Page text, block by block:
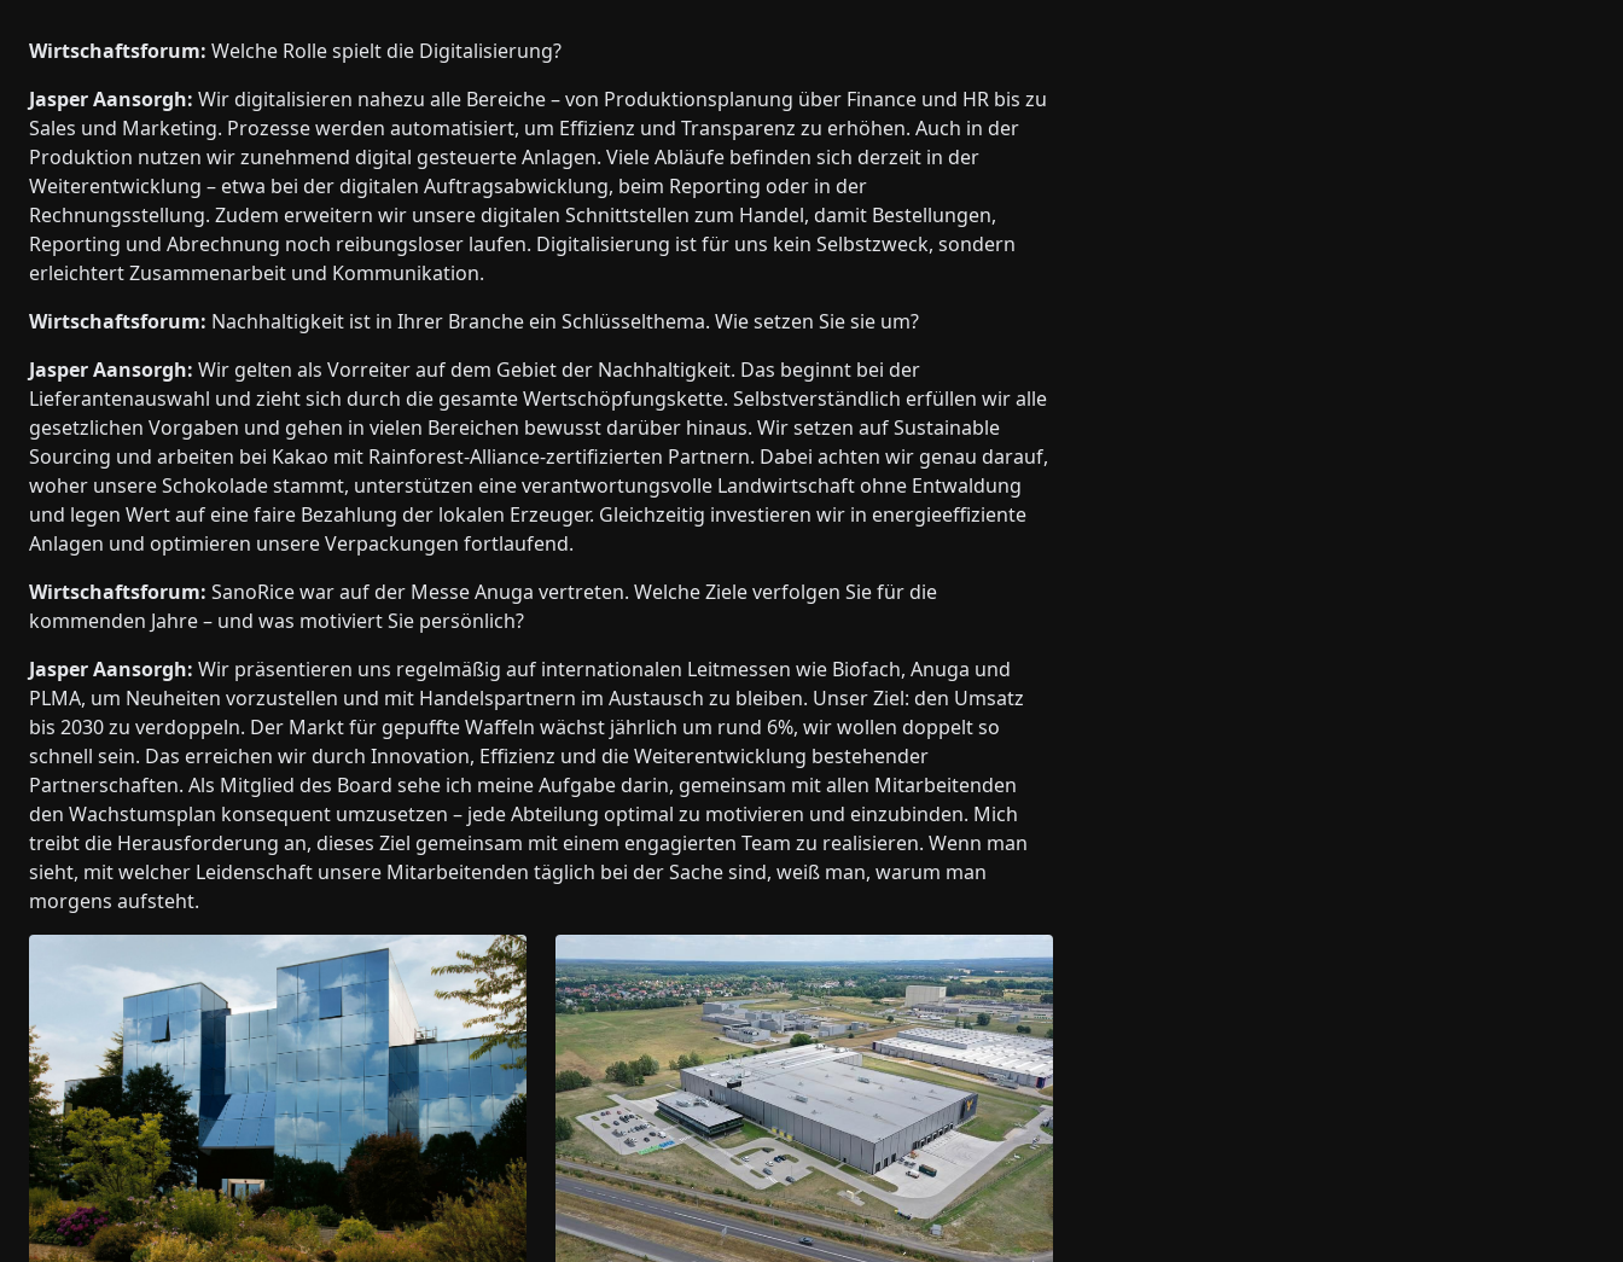
Wirtschaftsforum: Welche Rolle spielt die Digitalisierung?
Jasper Aansorgh: Wir digitalisieren nahezu alle Bereiche – von Produktionsplanung über Finance und HR bis zu
Sales und Marketing. Prozesse werden automatisiert, um Effizienz und Transparenz zu erhöhen. Auch in der
Produktion nutzen wir zunehmend digital gesteuerte Anlagen. Viele Abläufe befinden sich derzeit in der
Weiterentwicklung – etwa bei der digitalen Auftragsabwicklung, beim Reporting oder in der
Rechnungsstellung. Zudem erweitern wir unsere digitalen Schnittstellen zum Handel, damit Bestellungen,
Reporting und Abrechnung noch reibungsloser laufen. Digitalisierung ist für uns kein Selbstzweck, sondern
erleichtert Zusammenarbeit und Kommunikation.
Wirtschaftsforum: Nachhaltigkeit ist in Ihrer Branche ein Schlüsselthema. Wie setzen Sie sie um?
Jasper Aansorgh: Wir gelten als Vorreiter auf dem Gebiet der Nachhaltigkeit. Das beginnt bei der
Lieferantenauswahl und zieht sich durch die gesamte Wertschöpfungskette. Selbstverständlich erfüllen wir alle
gesetzlichen Vorgaben und gehen in vielen Bereichen bewusst darüber hinaus. Wir setzen auf Sustainable
Sourcing und arbeiten bei Kakao mit Rainforest-Alliance-zertifizierten Partnern. Dabei achten wir genau darauf,
woher unsere Schokolade stammt, unterstützen eine verantwortungsvolle Landwirtschaft ohne Entwaldung
und legen Wert auf eine faire Bezahlung der lokalen Erzeuger. Gleichzeitig investieren wir in energieeffiziente
Anlagen und optimieren unsere Verpackungen fortlaufend.
Wirtschaftsforum: SanoRice war auf der Messe Anuga vertreten. Welche Ziele verfolgen Sie für die
kommenden Jahre – und was motiviert Sie persönlich?
Jasper Aansorgh: Wir präsentieren uns regelmäßig auf internationalen Leitmessen wie Biofach, Anuga und
PLMA, um Neuheiten vorzustellen und mit Handelspartnern im Austausch zu bleiben. Unser Ziel: den Umsatz
bis 2030 zu verdoppeln. Der Markt für gepuffte Waffeln wächst jährlich um rund 6%, wir wollen doppelt so
schnell sein. Das erreichen wir durch Innovation, Effizienz und die Weiterentwicklung bestehender
Partnerschaften. Als Mitglied des Board sehe ich meine Aufgabe darin, gemeinsam mit allen Mitarbeitenden
den Wachstumsplan konsequent umzusetzen – jede Abteilung optimal zu motivieren und einzubinden. Mich
treibt die Herausforderung an, dieses Ziel gemeinsam mit einem engagierten Team zu realisieren. Wenn man
sieht, mit welcher Leidenschaft unsere Mitarbeitenden täglich bei der Sache sind, weiß man, warum man
morgens aufsteht.